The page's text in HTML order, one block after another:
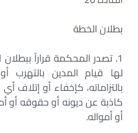
بطلان الخطة
1. تصدر المحكمة قراراً
لها قيام المدين بالتهرب
بالتزاماته، كإخفاء أو إتلاف
كاذبة عن ديونه أو حقوقه أو
أو أمواله.